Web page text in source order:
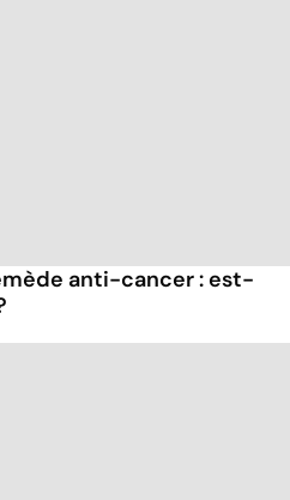
anti-cancer : est-